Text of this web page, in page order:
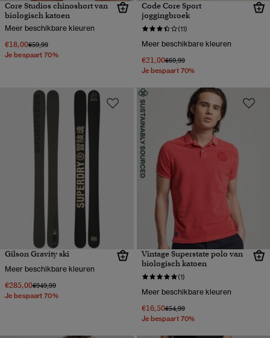
Core Studios chinoshort van
biologisch katoen
Meer beschikbare kleuren
€18,00Prijs verlaagd van
€59,99naar
Je bespaart 70%
Code Core Sport
joggingbroek
(11)
Meer beschikbare kleuren
€21,00Prijs verlaagd van
€69,99naar
Je bespaart 70%
Gilson Gravity ski
Meer beschikbare kleuren
€285,00Prijs verlaagd van
€949,99naar
Je bespaart 70%
Vintage Superstate polo van
biologisch katoen
(1)
Meer beschikbare kleuren
€16,50Prijs verlaagd van
€54,99naar
Je bespaart 70%